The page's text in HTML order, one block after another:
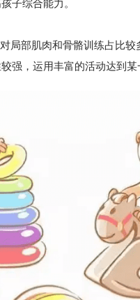
子综合能力。
部肌肉和骨骼训练占比较
强，运用丰富的活动达到某